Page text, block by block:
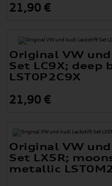
21,90 €
Original VW
Set LC9X;
LST0P2C9X
21,90 €
Original VW
Set LX5R;
metallic